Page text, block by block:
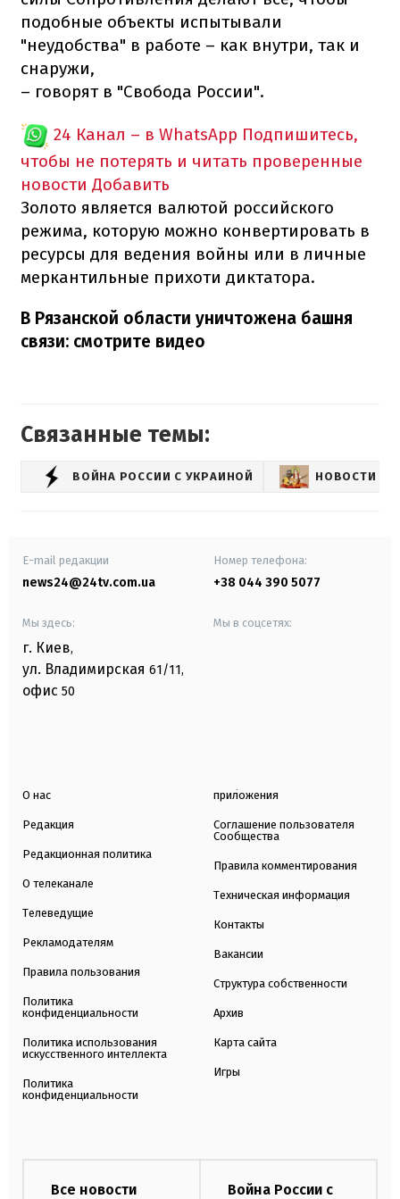
подобные объекты испытывали
"неудобства" в работе – как внутри, так и
снаружи,
– говорят в "Свобода России".
24 Канал – в WhatsApp Подпишитесь,
чтобы не потерять и читать проверенные
новости Добавить
Золото является валютой российского
режима, которую можно конвертировать в
ресурсы для ведения войны или в личные
меркантильные прихоти диктатора.
В Рязанской области уничтожена башня
связи: смотрите видео
Связанные темы:
ВОЙНА РОССИИ С УКРАИНОЙ НОВОСТИ
E-mail редакции
news24@24tv.com.ua
Номер телефона:
+38 044 390 5077
Мы здесь:
г. Киев,
ул. Владимирская 61/11,
офис 50
Мы в соцсетях:
О нас
Редакция
Редакционная политика
О телеканале
Телеведущие
Рекламодателям
Правила пользования
Политика
конфиденциальности
Политика использования
искусственного интеллекта
Политика
конфиденциальности
приложения
Соглашение пользователя
Сообщества
Правила комментирования
Техническая информация
Контакты
Вакансии
Структура собственности
Архив
Карта сайта
Игры
Все новости
Война России с